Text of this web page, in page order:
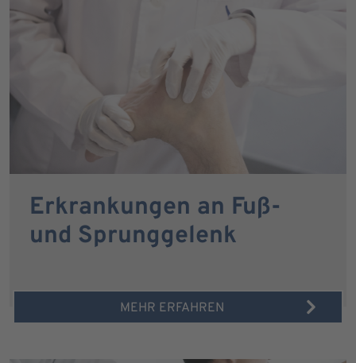
Erkrankungen an Fuß-
und Sprunggelenk
MEHR ERFAHREN